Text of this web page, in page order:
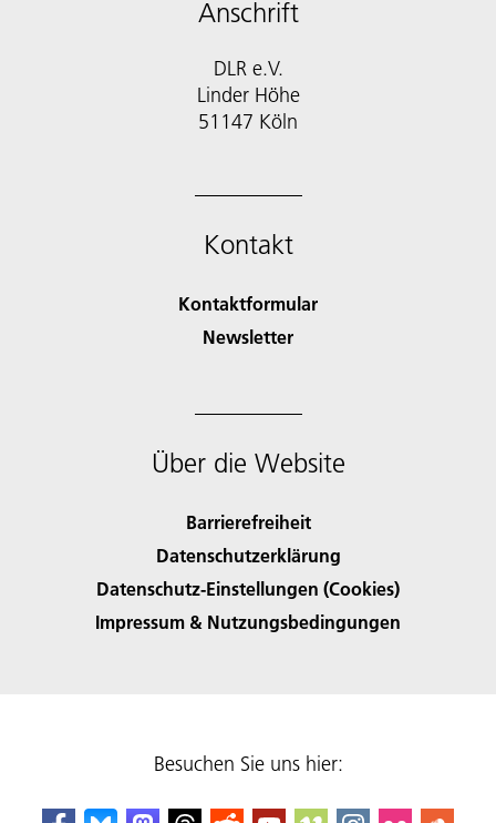
Anschrift
DLR e.V.
Linder Höhe
51147 Köln
Kontakt
Kontaktformular
Newsletter
Über die Website
Barrierefreiheit
Datenschutzerklärung
Datenschutz-Einstellungen (Cookies)
Impressum & Nutzungsbedingungen
Besuchen Sie uns hier: